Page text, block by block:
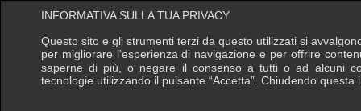
INFORMATIVA SULLA TUA PRIVACY
Questo sito e gli strumenti terzi da questo utilizzati si
per migliorare l'esperienza di navigazione e per offrire
saperne di più, o negare il consenso a tutti o ad alcuni
tecnologie utilizzando il pulsante “Accetta”. Chiudendo